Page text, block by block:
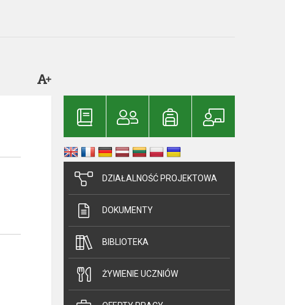
DZIAŁALNOŚĆ PROJEKTOWA
DOKUMENTY
BIBLIOTEKA
ŻYWIENIE UCZNIÓW